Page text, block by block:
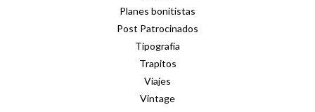
Planes bonitistas
Post Patrocinados
Tipografía
Trapitos
Viajes
Vintage